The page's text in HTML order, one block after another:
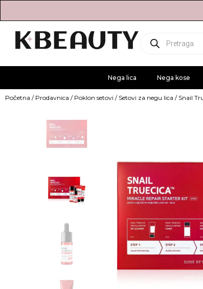
Products
search
Nega lica Nega kose
Početna / Prodavnica / Poklon setovi / Setovi za negu lica / Snail